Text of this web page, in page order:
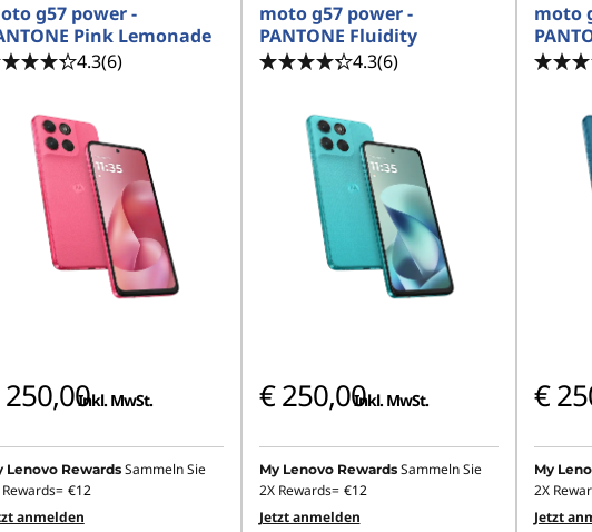
g57 power -
Pink Lemonade
4.3(6)
Inkl. MwSt.
Lenovo Rewards Sammeln Sie
Rewards= €12
anmelden
moto g57 power -
PANTONE Fluidity
4.3(6)
€ 250,00Inkl. MwSt.
My Lenovo Rewards Sammeln Sie
2X Rewards= €12
Jetzt anmelden
moto
€
My
2X
Jetzt